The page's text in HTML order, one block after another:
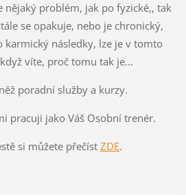
problém, jak po fyzické,, tak
se opakuje, nebo je chronický,
karmický následky, lze je v tomto
víte, proč tomu tak je...
poradní služby a kurzy.
pracuji jako Váš Osobní trenér.
si můžete přečíst ZDE.